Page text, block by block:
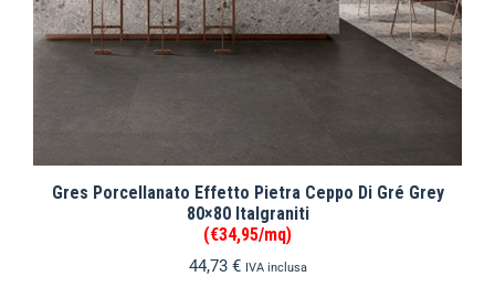
Gres Porcellanato Effetto Pietra Ceppo Di Gré Grey
80×80 Italgraniti
(€34,95/mq)
44,73 € IVA inclusa